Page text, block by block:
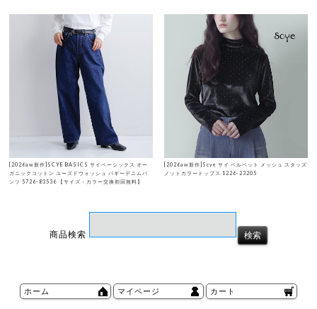
[2026aw新作]SCYE BASICS サイベーシックス オー
ガニックコットン ユーズドウォッシュ バギーデニムパ
ンツ 5726-83536 【サイズ・カラー交換初回無料】
[2026aw新作]Scye サイ ベルベット メッシュ スタッズ
ノットカラートップス 1226-23205
商品検索
ホーム マイページ カート